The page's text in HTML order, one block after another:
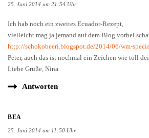
25. Juni 2014 um 21:54 Uhr
Ich hab noch ein zweites Ecuador-Rezept,
vielleicht mag ja jemand auf dem Blog vorbei
http://schokobeeri.blogspot.de/2014/06/wm-
Peter, auch das ist nochmal ein Zeichen wie toll
Liebe Grüße, Nina
Antworten
BEA
25. Juni 2014 um 11:50 Uhr